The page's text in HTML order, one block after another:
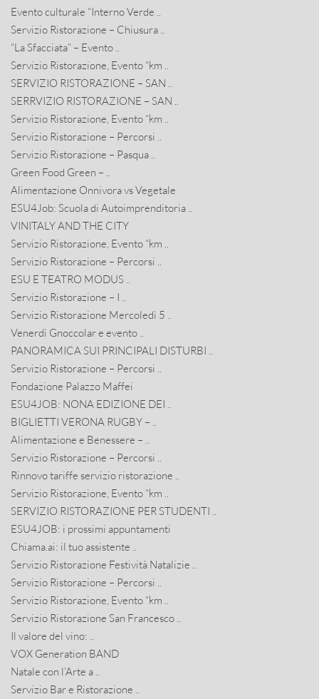
Evento culturale “Interno Verde ..
Servizio Ristorazione – Chiusura ..
“La Sfacciata” – Evento ..
Servizio Ristorazione, Evento “km ..
SERVIZIO RISTORAZIONE – SAN ..
SERRVIZIO RISTORAZIONE – SAN ..
Servizio Ristorazione, Evento “km ..
Servizio Ristorazione – Percorsi ..
Servizio Ristorazione – Pasqua ..
Green Food Green – ..
Alimentazione Onnivora vs Vegetale
ESU4Job: Scuola di Autoimprenditoria ..
VINITALY AND THE CITY
Servizio Ristorazione, Evento “km ..
Servizio Ristorazione – Percorsi ..
ESU E TEATRO MODUS ..
Servizio Ristorazione – I ..
Servizio Ristorazione Mercoledì 5 ..
Venerdì Gnoccolar e evento ..
PANORAMICA SUI PRINCIPALI DISTURBI ..
Servizio Ristorazione – Percorsi ..
Fondazione Palazzo Maffei
ESU4JOB: NONA EDIZIONE DEI ..
BIGLIETTI VERONA RUGBY – ..
Alimentazione e Benessere – ..
Servizio Ristorazione – Percorsi ..
Rinnovo tariffe servizio ristorazione ..
Servizio Ristorazione, Evento “km ..
SERVIZIO RISTORAZIONE PER STUDENTI ..
ESU4JOB: i prossimi appuntamenti
Chiama.ai: il tuo assistente ..
Servizio Ristorazione Festività Natalizie ..
Servizio Ristorazione – Percorsi ..
Servizio Ristorazione, Evento “km ..
Servizio Ristorazione San Francesco ..
Il valore del vino: ..
VOX Generation BAND
Natale con l’Arte a ..
Servizio Bar e Ristorazione ..